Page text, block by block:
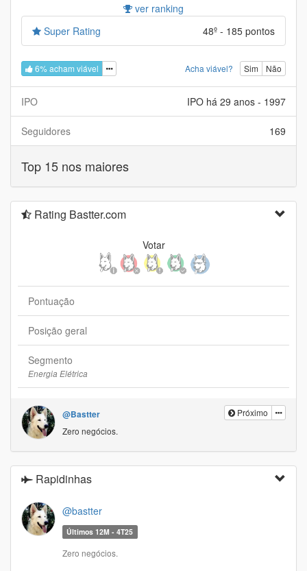
ver ranking
Super Rating
48º - 185 pontos
6% acham viável Acha viável? Sim Não
IPO IPO há 29 anos - 1997
Seguidores 169
Top 15 nos maiores
Rating Bastter.com
Votar
Pontuação
Posição geral
Segmento
Energia Elétrica
Próximo
@Bastter
Zero negócios.
Rapidinhas
@bastter
Últimos 12M - 4T25
Zero negócios.